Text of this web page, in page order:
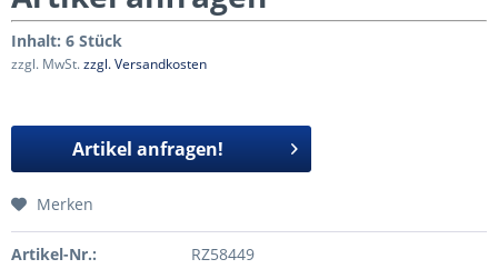
Inhalt: 6 Stück
zzgl. MwSt.zzgl. Versandkosten
Artikel anfragen!
Merken
Artikel-Nr.:
RZ58449